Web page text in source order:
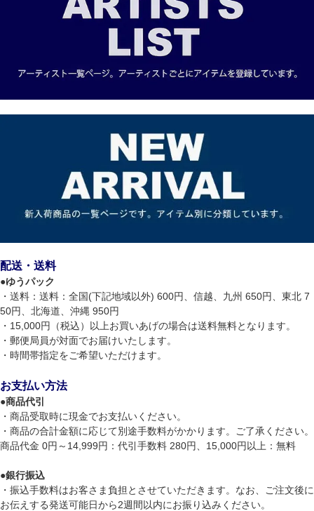
配送・送料
●ゆうパック
・送料：送料：全国(下記地域以外) 600円、信越、九州 650円、東北 7
50円、北海道、沖縄 950円
・15,000円（税込）以上お買いあげの場合は送料無料となります。
・郵便局員が対面でお届けいたします。
・時間帯指定をご希望いただけます。
お支払い方法
●商品代引
・商品受取時に現金でお支払いください。
・商品の合計金額に応じて別途手数料がかかります。ご了承ください。
商品代金 0円～14,999円：代引手数料 280円、15,000円以上：無料
●銀行振込
・振込手数料はお客さま負担とさせていただきます。なお、ご注文後に
お伝えする発送可能日から2週間以内にお振り込みください。